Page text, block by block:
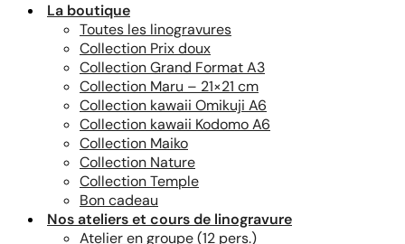
La boutique
Toutes les linogravures
Collection Prix doux
Collection Grand Format A3
Collection Maru – 21×21 cm
Collection kawaii Omikuji A6
Collection kawaii Kodomo A6
Collection Maiko
Collection Nature
Collection Temple
Bon cadeau
Nos ateliers et cours de linogravure
Atelier en groupe (12 pers.)